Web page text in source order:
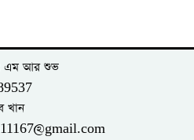
এম আর শুভ
খান